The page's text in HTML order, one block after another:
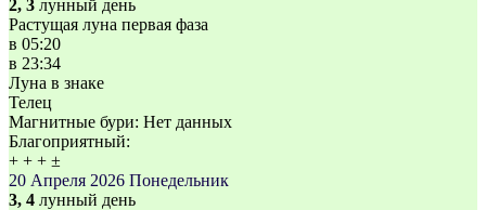
2, 3 лунный день
Растущая луна первая фаза
в 05:20
в 23:34
Луна в знаке
Телец
Магнитные бури: Нет данных
Благоприятный:
+ + + ±
20 Апреля 2026 Понедельник
3, 4 лунный день